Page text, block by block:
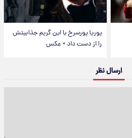
پوریا پورسرخ با این گریم جذابیتش
را از دست داد + عکس
ارسال نظر